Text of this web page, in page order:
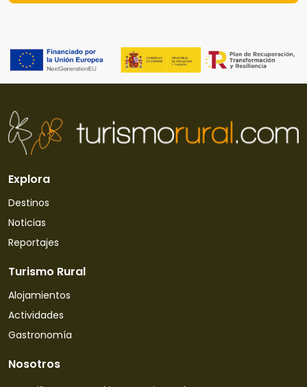
Explora
Destinos
Noticias
Reportajes
Turismo Rural
Alojamientos
Actividades
Gastronomía
Nosotros